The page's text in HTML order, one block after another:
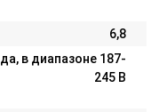
6,8
да, в диапазоне 187-
245 В